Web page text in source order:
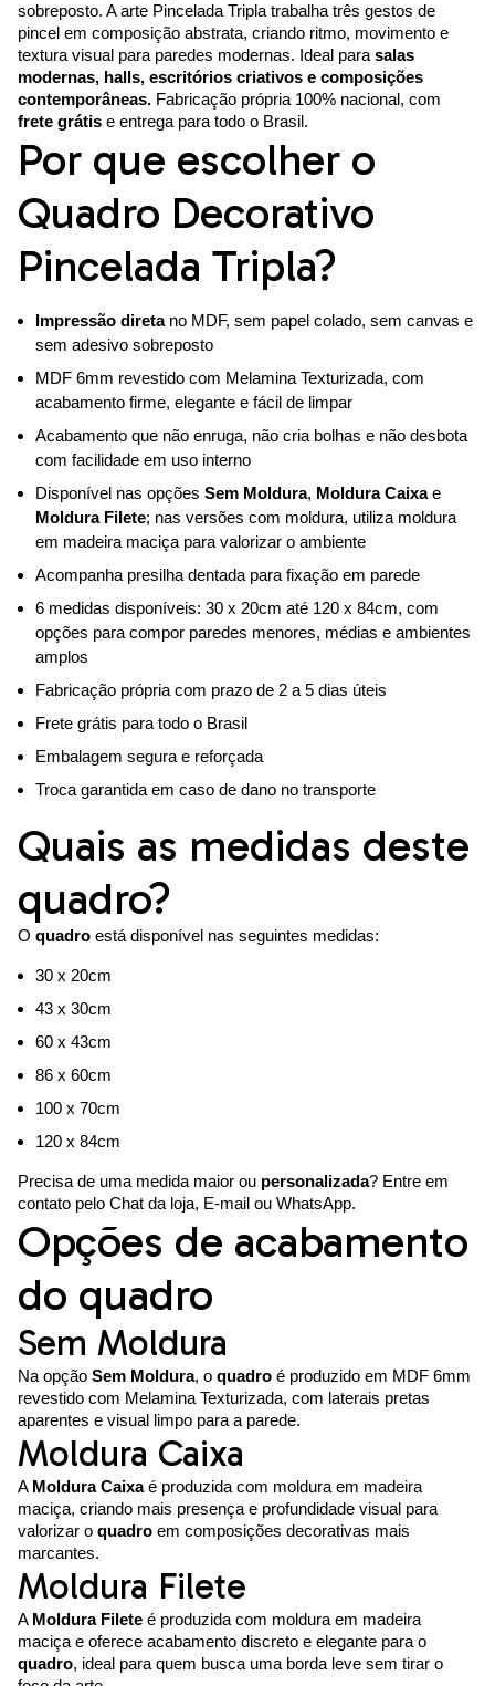
sobreposto. A arte Pincelada Tripla trabalha três gestos de
pincel em composição abstrata, criando ritmo, movimento e
textura visual para paredes modernas. Ideal para salas
modernas, halls, escritórios criativos e composições
contemporâneas. Fabricação própria 100% nacional, com
frete grátis e entrega para todo o Brasil.
Por que escolher o
Quadro Decorativo
Pincelada Tripla?
Impressão diretano MDF, sem papel colado, sem canvas e
sem adesivo sobreposto
MDF 6mm revestido com Melamina Texturizada, com
acabamento firme, elegante e fácil de limpar
Acabamento que não enruga, não cria bolhas e não desbota
com facilidade em uso interno
Disponível nas opções Sem Moldura, Moldura Caixae
Moldura Filete; nas versões com moldura, utiliza moldura
em madeira maciça para valorizar o ambiente
Acompanha presilha dentada para fixação em parede
6 medidas disponíveis: 30 x 20cm até 120 x 84cm, com
opções para compor paredes menores, médias e ambientes
amplos
Fabricação própria com prazo de 2 a 5 dias úteis
Frete grátis para todo o Brasil
Embalagem segura e reforçada
Troca garantida em caso de dano no transporte
Quais as medidas deste
quadro?
O quadro está disponível nas seguintes medidas:
30 x 20cm
43 x 30cm
60 x 43cm
86 x 60cm
100 x 70cm
120 x 84cm
Precisa de uma medida maior ou personalizada? Entre em
contato pelo Chat da loja, E-mail ou WhatsApp.
Opções de acabamento
do quadro
Sem Moldura
Na opção Sem Moldura, o quadro é produzido em MDF 6mm
revestido com Melamina Texturizada, com laterais pretas
aparentes e visual limpo para a parede.
Moldura Caixa
A Moldura Caixaé produzida com moldura em madeira
maciça, criando mais presença e profundidade visual para
valorizar o quadro em composições decorativas mais
marcantes.
Moldura Filete
A Moldura Filete é produzida com moldura em madeira
maciça e oferece acabamento discreto e elegante para o
quadro, ideal para quem busca uma borda leve sem tirar o